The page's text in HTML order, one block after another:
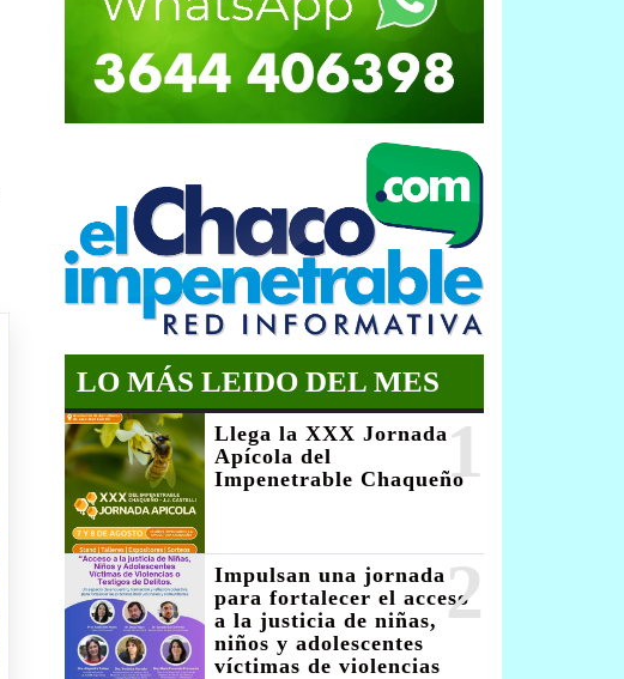
LO MÁS LEIDO DEL MES
1
Llega la XXX Jornada
Apícola del
Impenetrable Chaqueño
2
Impulsan una jornada
para fortalecer el acceso
a la justicia de niñas,
niños y adolescentes
víctimas de violencias